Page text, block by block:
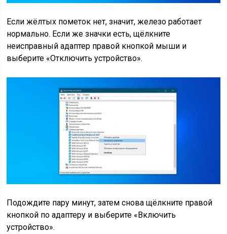
Если жёлтых пометок нет, значит, железо работает
нормально. Если же значки есть, щёлкните
неисправный адаптер правой кнопкой мыши и
выберите «Отключить устройство».
Подождите пару минут, затем снова щёлкните правой
кнопкой по адаптеру и выберите «Включить
устройство».